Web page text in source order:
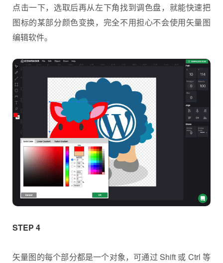
点击一下，选取后再从左下角找到调色盘，就能快速把
图标的某部分颜色变换，完全不用担心不会使用矢量图
编辑软件。
STEP 4
矢量图的每个部分都是一个对象，可通过 Shift 或 Ctrl 等